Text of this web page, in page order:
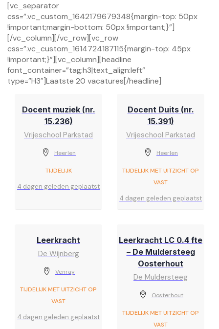
[vc_separator
css=”.vc_custom_1642179679348{margin-top: 50px
!important;margin-bottom: 50px !important;}”]
[/vc_column][/vc_row][vc_row
css=”.vc_custom_1614724187115{margin-top: 45px
!important;}”][vc_column][headline
font_container=”tag:h3|text_align:left”
type=”H3″]Laatste 20 vacatures[/headline]
Docent muziek (nr.
15.236)
Vrijeschool Parkstad
Heerlen
TIJDELIJK
4 dagen geleden geplaatst
Docent Duits (nr.
15.391)
Vrijeschool Parkstad
Heerlen
TIJDELIJK MET UITZICHT OP
VAST
4 dagen geleden geplaatst
Leerkracht
De Wijnberg
Venray
TIJDELIJK MET UITZICHT OP
VAST
4 dagen geleden geplaatst
Leerkracht LC 0.4 fte
– De Muldersteeg
Oosterhout
De Muldersteeg
Oosterhout
TIJDELIJK MET UITZICHT OP
VAST